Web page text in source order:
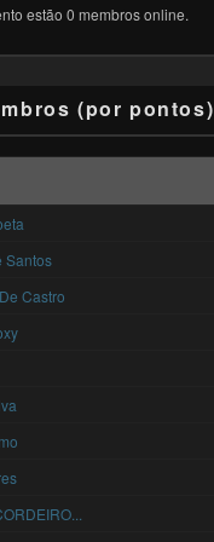
estão 0 membros online.
(por pontos)
Santos
Castro